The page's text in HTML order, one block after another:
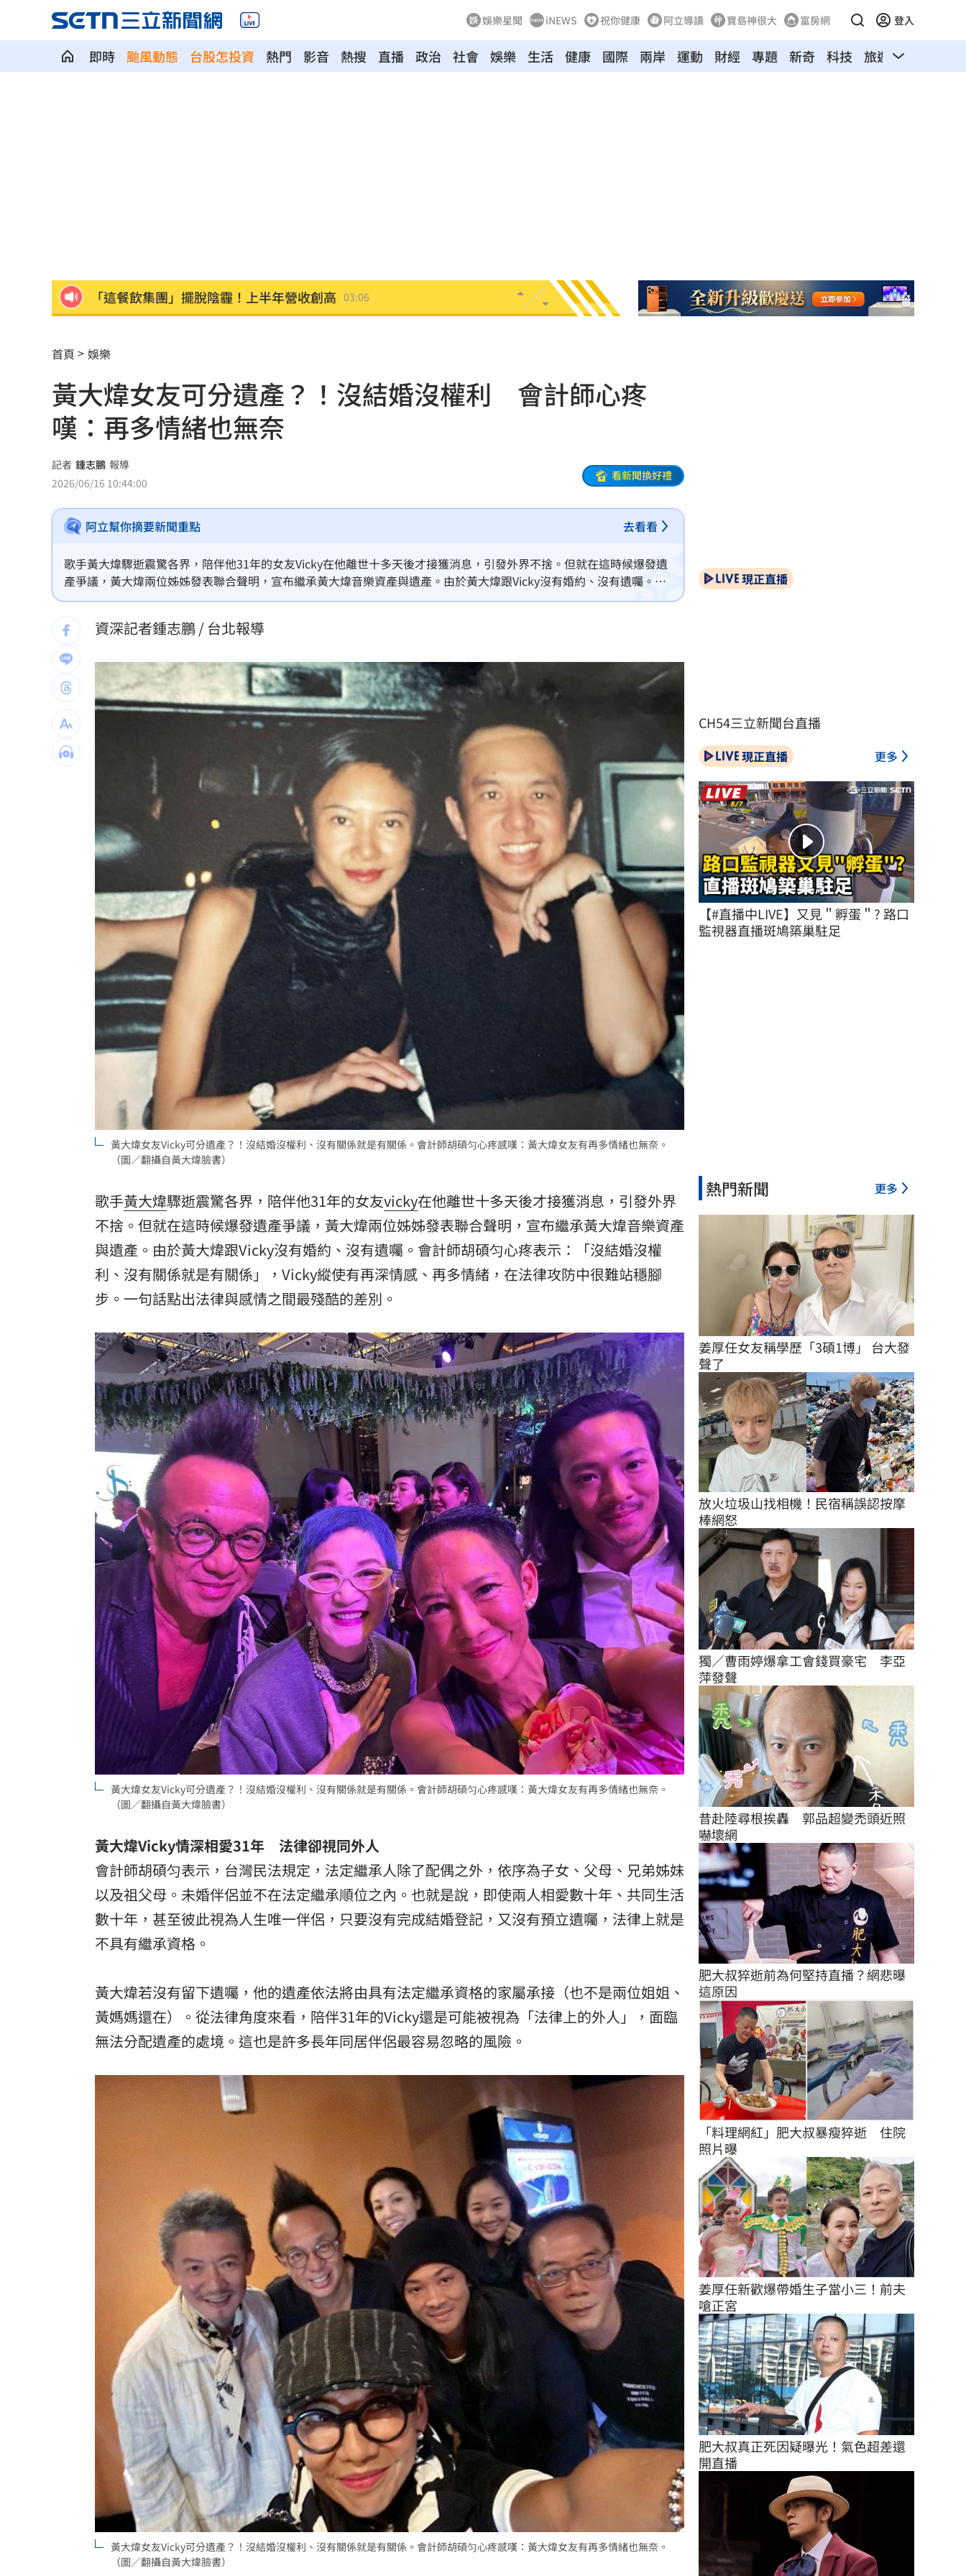
娛樂星聞 iNEWS 祝你健康 阿立導讀 寶島神很大 富房網 登入
即時 颱風動態 台股怎投資 熱門 影音 熱搜 直播 政治 社會 娛樂 生活 健康 國際 兩岸 運動 財經 專題 新奇 科技 旅遊 汽車
賓士S500擋浩劫！車主這話暖哭全網 01:53
Q2獲利年增221% 愛普*EPS衝4.18元！
宏福苑大火調查出爐！菸頭引燃施工雜物 01:17
定投10年翻逾5倍 這檔吸引存股族卡位！
新／四指齊揚！台指期飆破500點
慈濟遭詐10.6億元！全款拿回解方曝
稱龍蝦咬完就吐 爆李世宗要信徒喝精油
樂天女孩淚揭往事 愛意表達障礙遭重擊 00:41
獨／海外遊學增強外語 台人夯英、美、加
長尾獼猴失控狂襲居民！官方追查異常原因 00:26
伊波拉失控！專家憂病毒恐已突變 00:23
飲料空盒找嘸地方丟 騎車咬著遭攔查槓警 00:23
台灣彩券開獎直播中
LIVE三立+24小時直播
三立iNEWS新聞台線上直播
商場戰國來臨 台中「頂奢大道」逐漸成形 12:00
台彩父親節推新刮刮樂千萬頭獎超「爸」氣 12:00
「拍片人的多重宇宙」職涯論壇9/12登場！ 10:30
8國球員齊聚高雄 Formosa 7s掀足球熱潮 10:00
理想混蛋號召粉絲跨海追星吃美食！ 18:15
首頁 娛樂
黃大煒女友可分遺產？！沒結婚沒權利 會計師心疼
嘆：再多情緒也無奈
記者 鍾志鵬 報導
2026/06/16 10:44:00
看新聞換好禮
阿立幫你摘要新聞重點 去看看
歌手黃大煒驟逝震驚各界，陪伴他31年的女友Vicky在他離世十多天後才接獲消息，引發外界不捨。但就在這時候爆發遺
產爭議，黃大煒兩位姊姊發表聯合聲明，宣布繼承黃大煒音樂資產與遺產。由於黃大煒跟Vicky沒有婚約、沒有遺囑。會
計師胡碩匀心疼表示：「沒結婚沒權利、沒有關係就是有關係」，Vicky縱使有再深情感、再多情緒，在法律攻防中很難
站穩腳步。一句話點出法律與感情之間最殘酷的差別。
資深記者鍾志鵬 / 台北報導
黃大煒女友Vicky可分遺產？！沒結婚沒權利、沒有關係就是有關係。會計師胡碩匀心疼感嘆：黃大煒女友有再多情緒也無奈。
（圖／翻攝自黃大煒臉書）
歌手黃大煒驟逝震驚各界，陪伴他31年的女友vicky在他離世十多天後才接獲消息，引發外界
不捨。但就在這時候爆發遺產爭議，黃大煒兩位姊姊發表聯合聲明，宣布繼承黃大煒音樂資產
與遺產。由於黃大煒跟Vicky沒有婚約、沒有遺囑。會計師胡碩匀心疼表示：「沒結婚沒權
利、沒有關係就是有關係」，Vicky縱使有再深情感、再多情緒，在法律攻防中很難站穩腳
步。一句話點出法律與感情之間最殘酷的差別。
黃大煒女友Vicky可分遺產？！沒結婚沒權利、沒有關係就是有關係。會計師胡碩匀心疼感嘆：黃大煒女友有再多情緒也無奈。
（圖／翻攝自黃大煒臉書）
黃大煒Vicky情深相愛31年 法律卻視同外人
會計師胡碩匀表示，台灣民法規定，法定繼承人除了配偶之外，依序為子女、父母、兄弟姊妹
以及祖父母。未婚伴侶並不在法定繼承順位之內。也就是說，即使兩人相愛數十年、共同生活
數十年，甚至彼此視為人生唯一伴侶，只要沒有完成結婚登記，又沒有預立遺囑，法律上就是
不具有繼承資格。
黃大煒若沒有留下遺囑，他的遺產依法將由具有法定繼承資格的家屬承接（也不是兩位姐姐、
黃媽媽還在）。從法律角度來看，陪伴31年的Vicky還是可能被視為「法律上的外人」，面臨
無法分配遺產的處境。這也是許多長年同居伴侶最容易忽略的風險。
黃大煒女友Vicky可分遺產？！沒結婚沒權利、沒有關係就是有關係。會計師胡碩匀心疼感嘆：黃大煒女友有再多情緒也無奈。
（圖／翻攝自黃大煒臉書）
現正直播
CH54三立新聞台直播
現正直播 更多
【#直播中LIVE】又見＂孵蛋＂? 路口
監視器直播斑鳩築巢駐足
熱門新聞 更多
姜厚任女友稱學歷「3碩1博」 台大發
聲了
放火垃圾山找相機！民宿稱誤認按摩
棒網怒
獨／曹雨婷爆拿工會錢買豪宅　李亞
萍發聲
昔赴陸尋根挨轟　郭品超變禿頭近照
嚇壞網
肥大叔猝逝前為何堅持直播？網悲曝
這原因
「料理網紅」肥大叔暴瘦猝逝　住院
照片曝
姜厚任新歡爆帶婚生子當小三！前夫
嗆正宮
肥大叔真正死因疑曝光！氣色超差還
開直播